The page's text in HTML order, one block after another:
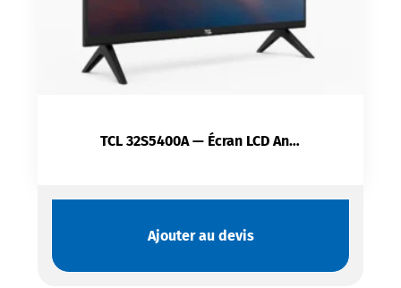
TCL 32S5400A — Écran LCD Android TV 32″ | HD HDR10 | Dolby Audio 2×8 W | Wi-Fi | Bluetooth 5.0 | HDMI
Ajouter au devis